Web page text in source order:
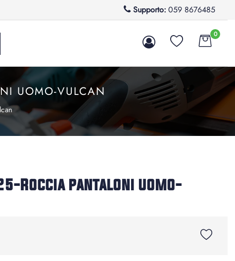
Supporto: 059 8676485
0
UOMO-VULCAN
Roccia pantaloni uomo-